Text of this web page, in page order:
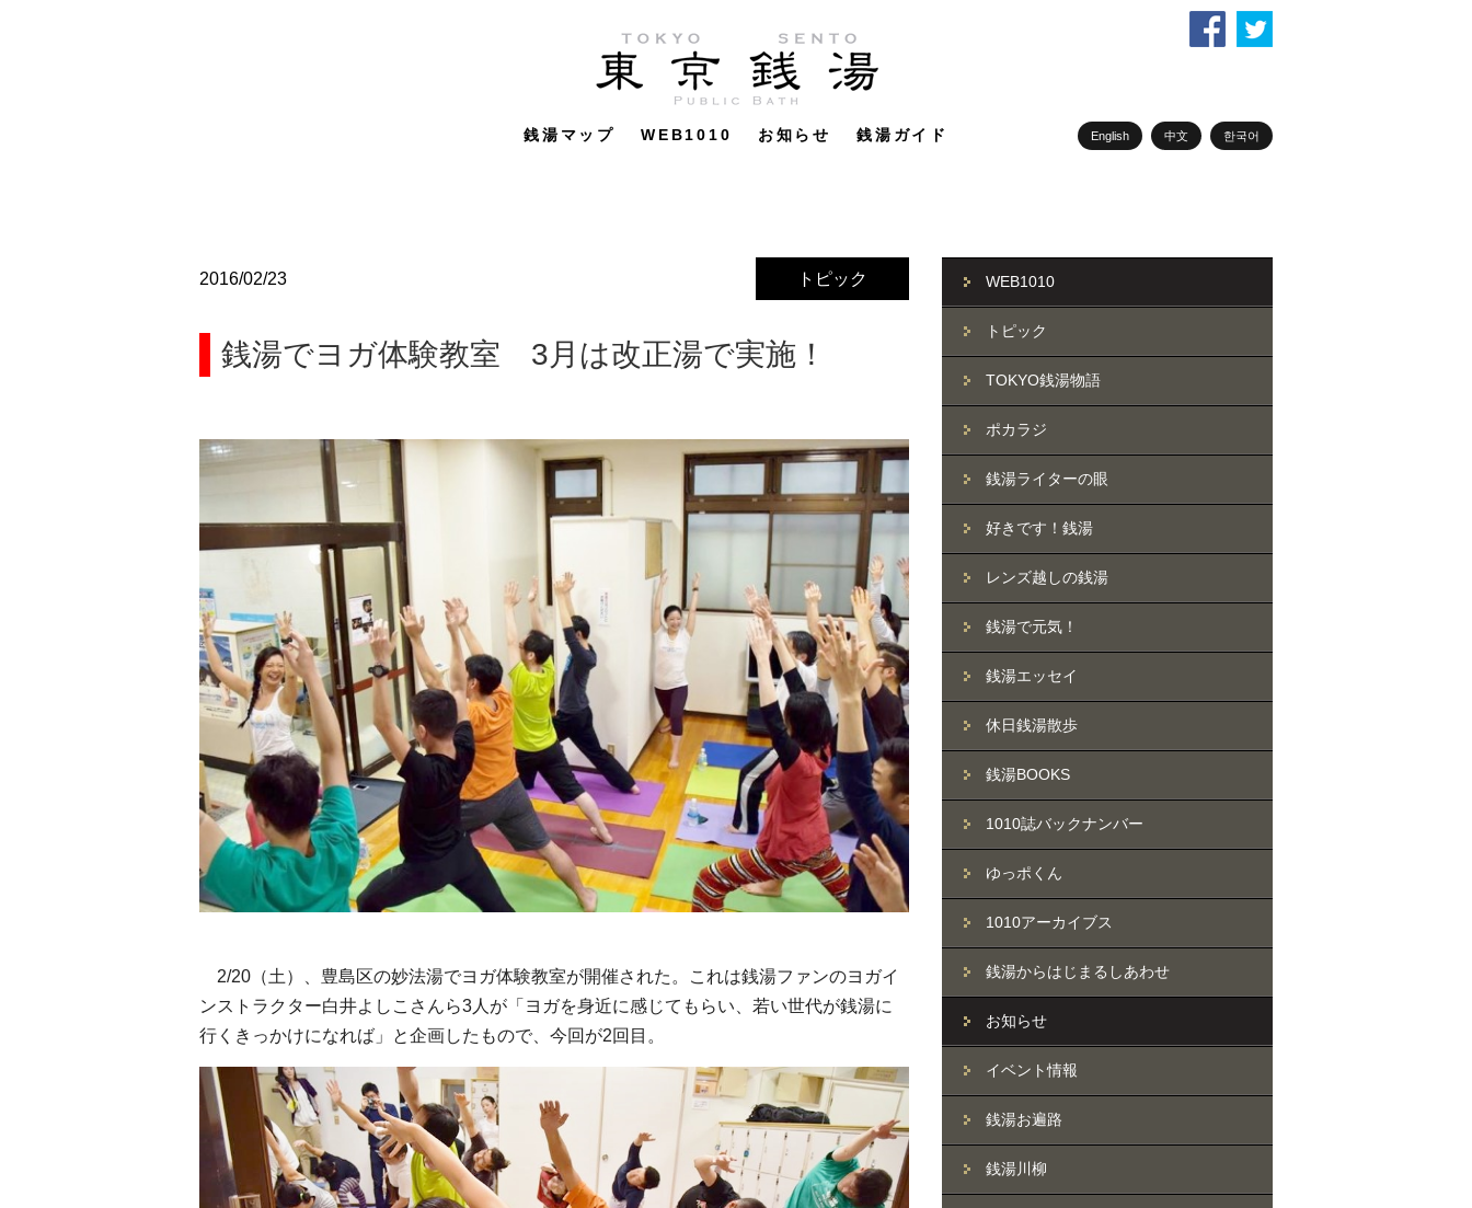
銭湯マップ WEB1010 お知らせ 銭湯ガイド English 中文 한국어
2016/02/23 トピック
銭湯でヨガ体験教室 3月は改正湯で実施！
2/20（土）、豊島区の妙法湯でヨガ体験教室が開催された。これは銭湯ファンのヨガイ
ンストラクター白井よしこさんら3人が「ヨガを身近に感じてもらい、若い世代が銭湯に
行くきっかけになれば」と企画したもので、今回が2回目。
WEB1010
トピック
TOKYO銭湯物語
ポカラジ
銭湯ライターの眼
好きです！銭湯
レンズ越しの銭湯
銭湯で元気！
銭湯エッセイ
休日銭湯散歩
銭湯BOOKS
1010誌バックナンバー
ゆっポくん
1010アーカイブス
銭湯からはじまるしあわせ
お知らせ
イベント情報
銭湯お遍路
銭湯川柳